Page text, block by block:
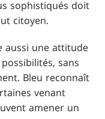
sophistiqués doit
citoyen.
aussi une attitude
sans
Bleu reconnaît
venant
amener un